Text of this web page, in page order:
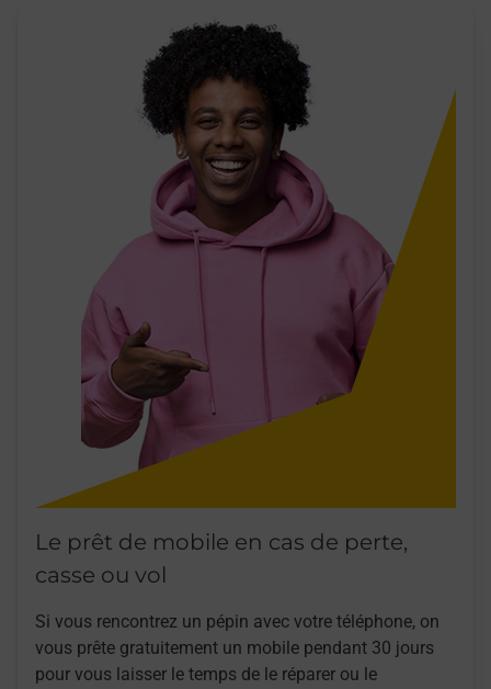
Le prêt de mobile en cas de perte,
casse ou vol
Si vous rencontrez un pépin avec votre téléphone, on
vous prête gratuitement un mobile pendant 30 jours
pour vous laisser le temps de le réparer ou le